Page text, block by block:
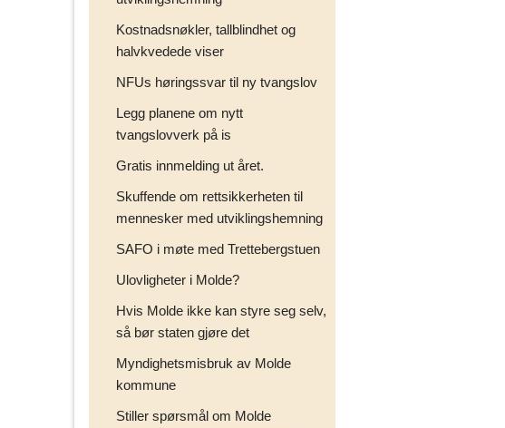
Kostnadsnøkler, tallblindhet og
halvkvedede viser
NFUs høringssvar til ny tvangslov
Legg planene om nytt
tvangslovverk på is
Gratis innmelding ut året.
Skuffende om rettsikkerheten til
mennesker med utviklingshemning
SAFO i møte med Trettebergstuen
Ulovligheter i Molde?
Hvis Molde ikke kan styre seg selv,
så bør staten gjøre det
Myndighetsmisbruk av Molde
kommune
Stiller spørsmål om Molde